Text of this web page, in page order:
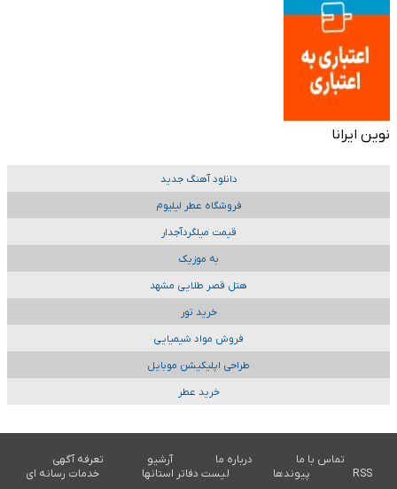
نوین ایرانا
دانلود آهنگ جدید
فروشگاه عطر لیلیوم
قیمت میلگردآجدار
به موزیک
هتل قصر طلایی مشهد
خرید تور
فروش مواد شیمیایی
طراحی اپلیکیشن موبایل
خرید عطر
تماس با ما درباره ما آرشیو
تعرفه آگهی
RSS
پیوندها لیست دفاتر استانها خدمات رسانه ای